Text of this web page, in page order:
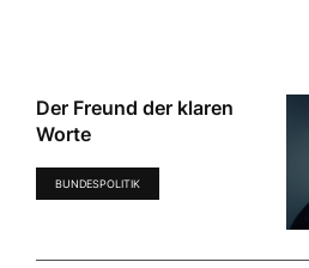
Der Freund der klaren
Worte
BUNDESPOLITIK